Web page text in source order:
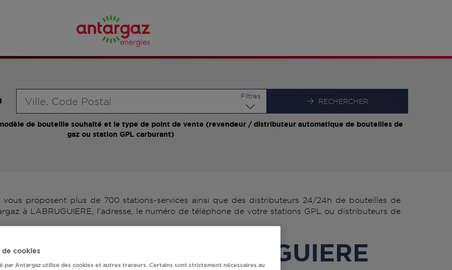
Filtres
RECHERCHER
de bouteille souhaité et le type de point de vente (revendeur / distributeur automatique de bouteilles de
gaz ou station GPL carburant)
vous proposent plus de 700 stations-services ainsi que des distributeurs 24/24h de bouteilles de
à LABRUGUIERE, l'adresse, le numéro de téléphone de votre stations GPL ou distributeurs de
Antargaz à LABRUGUIERE
de cookies
par Antargaz utilise des cookies et autres traceurs. Certains sont strictement nécessaires au